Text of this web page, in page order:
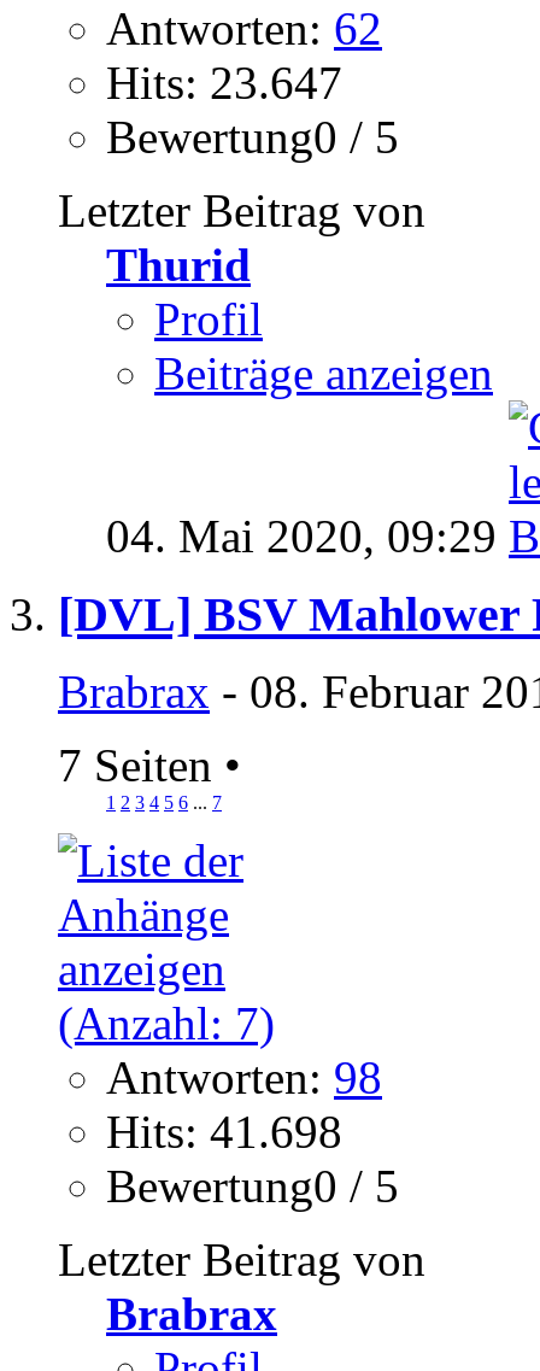
Antworten: 62
Hits: 23.647
Bewertung0 / 5
Letzter Beitrag von
Thurid
Profil
Beiträge anzeigen
04. Mai 2020, 09:29
[DVL] BSV Mahlower
Brabrax - 08. Februar
7 Seiten •
1 2 3 4 5 6 ... 7
Antworten: 98
Hits: 41.698
Bewertung0 / 5
Letzter Beitrag von
Brabrax